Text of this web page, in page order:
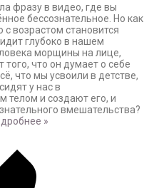
фразу в видео, где вы
бессознательное. Но как
с возрастом становится
глубоко в нашем
морщины на лице,
что он думает о себе
что мы усвоили в детстве,
у нас в
телом и создают его, и
вмешательства?
»